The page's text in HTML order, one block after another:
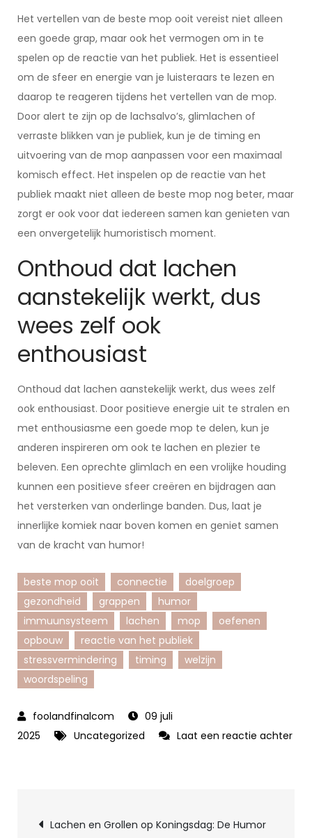
Het vertellen van de beste mop ooit vereist niet alleen
een goede grap, maar ook het vermogen om in te
spelen op de reactie van het publiek. Het is essentieel
om de sfeer en energie van je luisteraars te lezen en
daarop te reageren tijdens het vertellen van de mop.
Door alert te zijn op de lachsalvo’s, glimlachen of
verraste blikken van je publiek, kun je de timing en
uitvoering van de mop aanpassen voor een maximaal
komisch effect. Het inspelen op de reactie van het
publiek maakt niet alleen de beste mop nog beter, maar
zorgt er ook voor dat iedereen samen kan genieten van
een onvergetelijk humoristisch moment.
Onthoud dat lachen
aanstekelijk werkt, dus
wees zelf ook
enthousiast
Onthoud dat lachen aanstekelijk werkt, dus wees zelf
ook enthousiast. Door positieve energie uit te stralen en
met enthousiasme een goede mop te delen, kun je
anderen inspireren om ook te lachen en plezier te
beleven. Een oprechte glimlach en een vrolijke houding
kunnen een positieve sfeer creëren en bijdragen aan
het versterken van onderlinge banden. Dus, laat je
innerlijke komiek naar boven komen en geniet samen
van de kracht van humor!
beste mop ooit connectie
doelgroep
gezondheid
grappen
humor
immuunsysteem
lachen mop
oefenen
opbouw
reactie van het publiek
stressvermindering
timing
welzijn
woordspeling
09 juli
2025
Uncategorized
Laat een reactie achter
Berichtnavigatie
Lachen en Grollen op Koningsdag: De Humor